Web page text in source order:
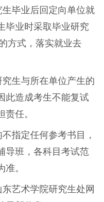
毕业后回定向单位就
毕业时采取毕业研究
方式，落实就业去
生与所在单位产生的
此造成考生不能复试
任。
定任何参考书目，
导班，各科目考试范
。
艺术学院研究生处网